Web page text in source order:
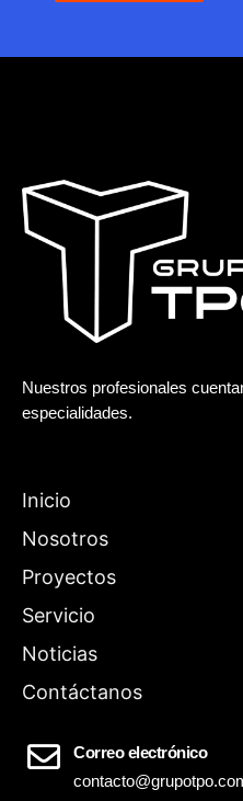
Nuestros profesionales
especialidades.
Inicio
Nosotros
Proyectos
Servicio
Noticias
Contáctanos
Correo electrónico